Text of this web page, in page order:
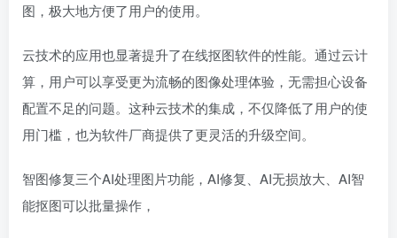
图，极大地方便了用户的使用。
云技术的应用也显著提升了在线抠图软件的性能。通过云计
算，用户可以享受更为流畅的图像处理体验，无需担心设备
配置不足的问题。这种云技术的集成，不仅降低了用户的使
用门槛，也为软件厂商提供了更灵活的升级空间。
智图修复三个AI处理图片功能，AI修复、AI无损放大、AI智
能抠图可以批量操作，